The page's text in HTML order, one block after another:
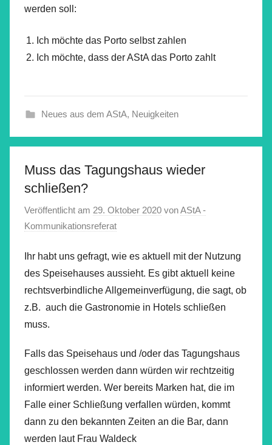
werden soll:
Ich möchte das Porto selbst zahlen
Ich möchte, dass der AStA das Porto zahlt
Neues aus dem AStA, Neuigkeiten
Muss das Tagungshaus wieder
schließen?
Veröffentlicht am 29. Oktober 2020 vonAStA -
Kommunikationsreferat
Ihr habt uns gefragt, wie es aktuell mit der Nutzung
des Speisehauses aussieht. Es gibt aktuell keine
rechtsverbindliche Allgemeinverfügung, die sagt, ob
z.B. auch die Gastronomie in Hotels schließen
muss.
Falls das Speisehaus und /oder das Tagungshaus
geschlossen werden dann würden wir rechtzeitig
informiert werden. Wer bereits Marken hat, die im
Falle einer Schließung verfallen würden, kommt
dann zu den bekannten Zeiten an die Bar, dann
werden laut Frau Waldeck